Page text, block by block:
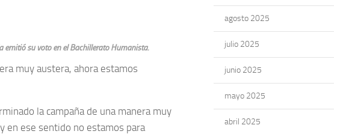
emitió su voto en el Bachillerato Humanista.
muy austera, ahora estamos
la campaña de una manera muy
en ese sentido no estamos para
agosto 2025
julio 2025
junio 2025
mayo 2025
abril 2025